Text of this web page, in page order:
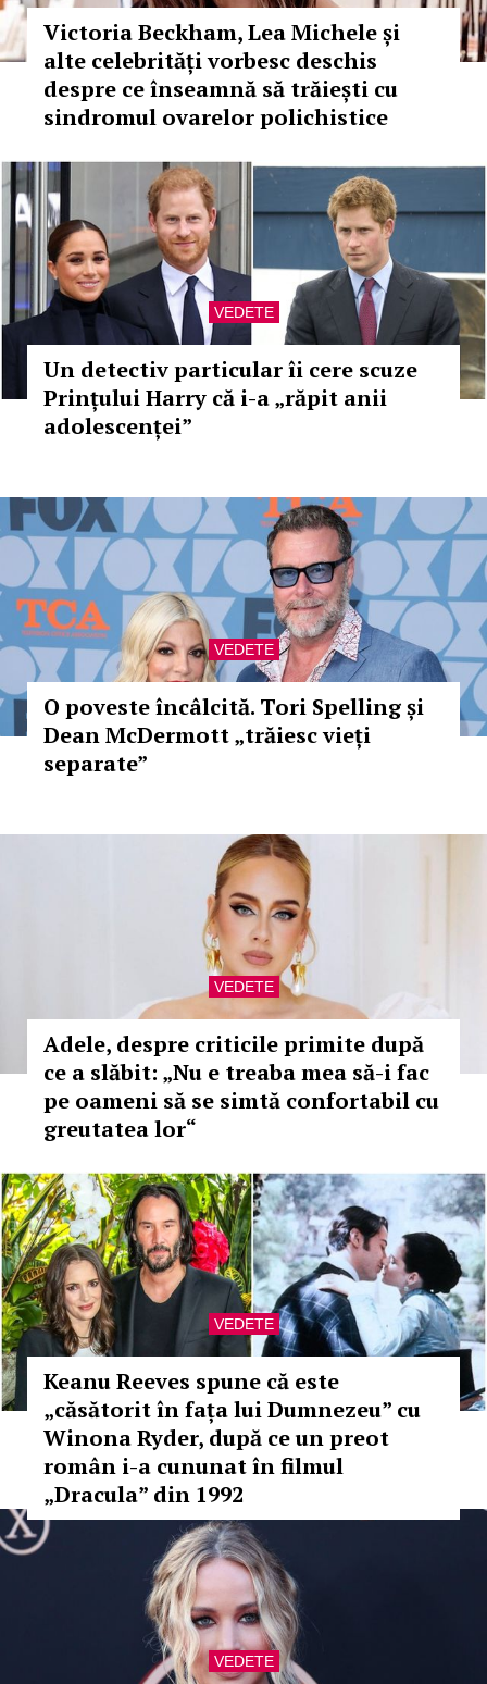
Victoria Beckham, Lea Michele și
alte celebrități vorbesc deschis
despre ce înseamnă să trăiești cu
sindromul ovarelor polichistice
VEDETE
Un detectiv particular îi cere scuze
Prințului Harry că i-a „răpit anii
adolescenței”
VEDETE
O poveste încâlcită. Tori Spelling și
Dean McDermott „trăiesc vieți
separate”
VEDETE
Adele, despre criticile primite după
ce a slăbit: „Nu e treaba mea să-i fac
pe oameni să se simtă confortabil cu
greutatea lor“
VEDETE
Keanu Reeves spune că este
„căsătorit în fața lui Dumnezeu” cu
Winona Ryder, după ce un preot
român i-a cununat în filmul
„Dracula” din 1992
VEDETE